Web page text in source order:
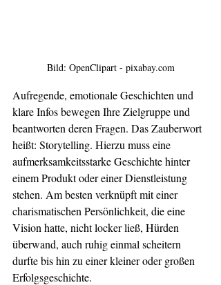
Bild: OpenClipart - pixabay.com
Aufregende, emotionale Geschichten und
klare Infos bewegen Ihre Zielgruppe und
beantworten deren Fragen. Das Zauberwort
heißt: Storytelling. Hierzu muss eine
aufmerksamkeitsstarke Geschichte hinter
einem Produkt oder einer Dienstleistung
stehen. Am besten verknüpft mit einer
charismatischen Persönlichkeit, die eine
Vision hatte, nicht locker ließ, Hürden
überwand, auch ruhig einmal scheitern
durfte bis hin zu einer kleiner oder großen
Erfolgsgeschichte.